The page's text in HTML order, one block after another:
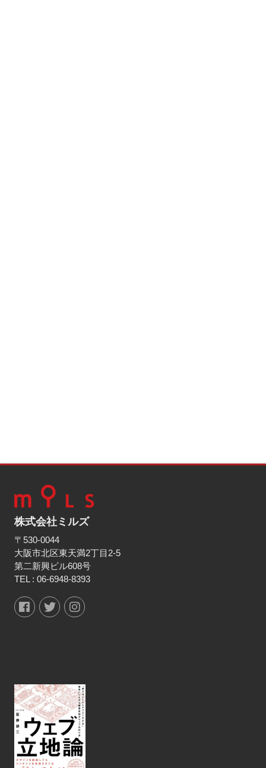
株式会社ミルズ
〒530-0044
大阪市北区東天満2丁目2-5
第二新興ビル608号
TEL : 06-6948-8393